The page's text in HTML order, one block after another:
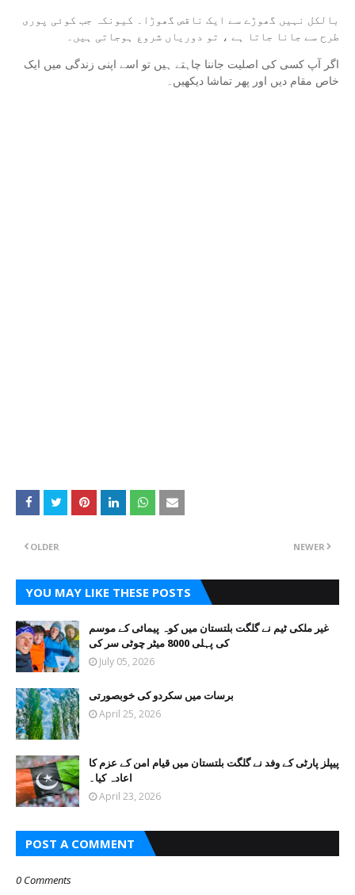
بالکل نہیں گھوڑے سے ایک ناقص گھوڑا۔ کیونکہ جب کوئی پوری
طرح سے جانا جاتا ہے ، تو دوریاں شروع ہوجاتی ہیں۔
اگر آپ کسی کی اصلیت جاننا چاہتے ہیں تو اسے اپنی زندگی میں ایک
خاص مقام دیں اور پھر تماشا دیکھیں۔
NEWER
OLDER
YOU MAY LIKE THESE POSTS
غیر ملکی ٹیم نے گلگت بلتستان میں کوہ پیمائی کے موسم
کی پہلی 8000 میٹر چوٹی سر کی
July 05, 2026
برسات میں سکردو کی خوبصورتی
April 25, 2026
پیپلز پارٹی کے وفد نے گلگت بلتستان میں قیام امن کے عزم کا
اعادہ کیا۔
April 23, 2026
POST A COMMENT
0 Comments